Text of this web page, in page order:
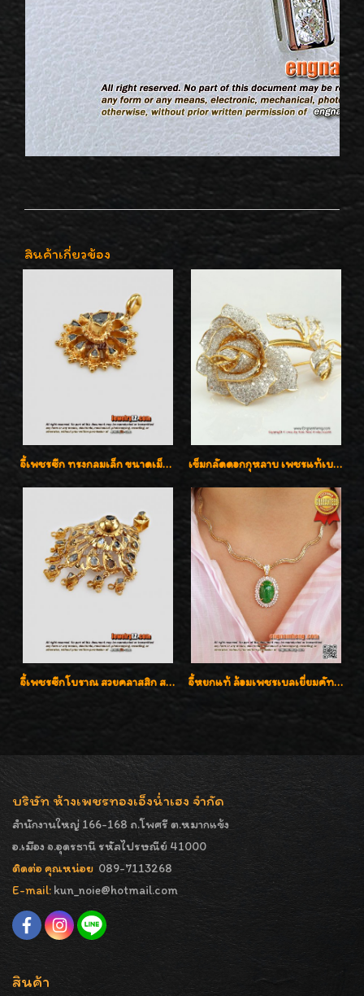
สินค้าเกี่ยวข้อง
จี้เพชรซีก ทรงกลมเล็ก ขนาดเม็ดกระดุม สวยๆ เข็มกลัดดอกกุหลาบ เพชรแท้เบลเยี่ยมคัต งานปราณีตค่ะ
จี้เพชรซีกโบราณ สวยคลาสสิก สภาพสมบูรณ์สุดๆค่ะ จี้หยกแท้ ล้อมเพชรเบลเยี่ยมคัท ราคาพิเศษไม่แพงค่ะ
บริษัท ห้างเพชรทองเอ็งน่ำเฮง จำกัด
สำนักงานใหญ่ 166-168 ถ.โพศรี ต.หมากแข้ง
อ.เมือง จ.อุดรธานี รหัสไปรษณีย์ 41000
ติดต่อ คุณหน่อย 089-7113268
E-mail: kun_noie@hotmail.com
สินค้า